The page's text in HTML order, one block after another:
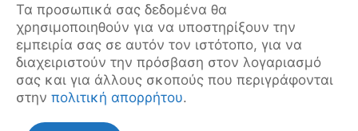
Τα προσωπικά σας δεδομένα θα
χρησιμοποιηθούν για να υποστηρίξουν την
εμπειρία σας σε αυτόν τον ιστότοπο, για να
διαχειριστούν την πρόσβαση στον λογαριασμό
σας και για άλλους σκοπούς που περιγράφονται
στην πολιτική απορρήτου.